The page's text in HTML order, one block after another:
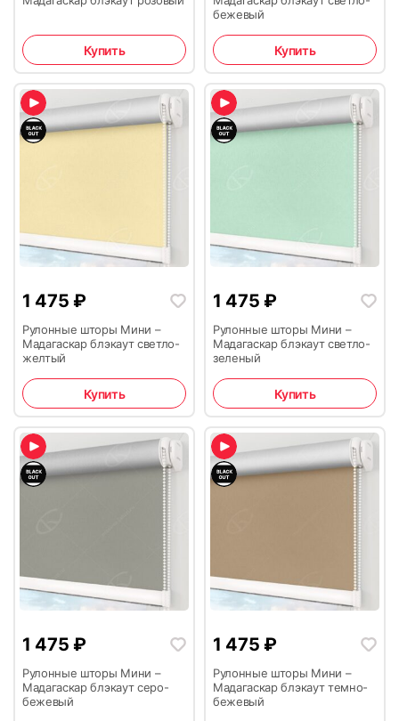
Купить
бежевый
Купить
1 475 ₽
Рулонные шторы Мини –
Мадагаскар блэкаут светло-
желтый
Купить
1 475 ₽
Рулонные шторы Мини –
Мадагаскар блэкаут светло-
зеленый
Купить
1 475 ₽
Рулонные шторы Мини –
Мадагаскар блэкаут серо-
бежевый
1 475 ₽
Рулонные шторы Мини –
Мадагаскар блэкаут темно-
бежевый